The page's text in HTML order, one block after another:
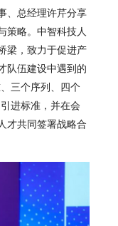
、总经理许芹分享
策略。中智科技人
梁，致力于促进产
队伍建设中遇到的
三个序列、四个
进标准，并在会
才共同签署战略合